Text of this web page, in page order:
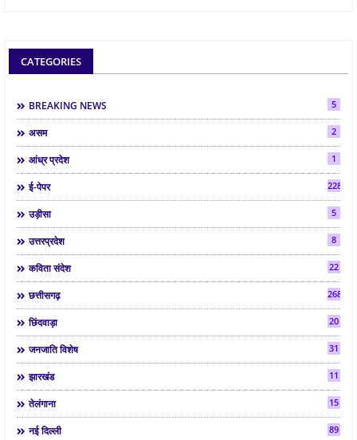
CATEGORIES
BREAKING NEWS 5
असम 2
आंध्र प्रदेश 1
ई-पेपर 2286
उड़ीसा 5
उत्तरप्रदेश 8
कविता संदेश 22
छत्तीसगढ़ 268
छिंदवाड़ा 20
जनजाति विशेष 31
झारखंड 11
तेलंगाना 15
नई दिल्ली 89